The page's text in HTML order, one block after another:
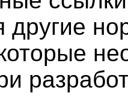
другие